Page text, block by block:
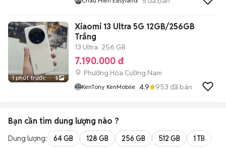
1 phút trước 5
Xiaomi 13 Ultra 5G 12GB/256GB
Trắng
13 Ultra 256 GB
7.190.000 đ
Phường Hòa Cường Nam
KenTony KenMobile 4.9 953 đã bán
Bạn cần tìm dung lượng nào ?
Dung lượng: 64 GB 128 GB 256 GB 512 GB 1 TB